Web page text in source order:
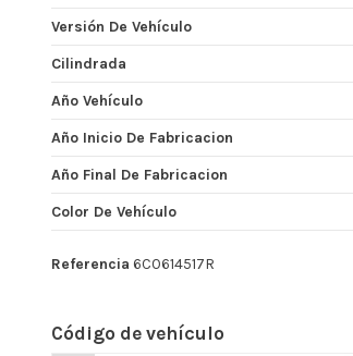
Versión De Vehículo
Cilindrada
Año Vehículo
Año Inicio De Fabricacion
Año Final De Fabricacion
Color De Vehículo
Referencia 6C0614517R
Código de vehículo